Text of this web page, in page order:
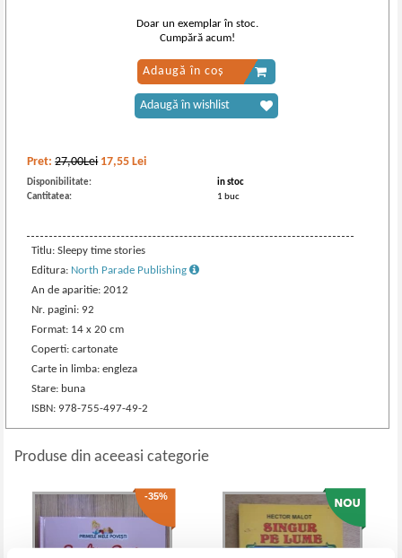
Pret:27,00Lei 17,55 Lei
Disponibilitate:
in stoc
Cantitatea:
1 buc
Titlu: Sleepy time stories
Editura: North Parade Publishing
An de aparitie: 2012
Nr. pagini: 92
Format: 14 x 20 cm
Coperti: cartonate
Carte in limba: engleza
Stare: buna
ISBN: 978-755-497-49-2
Doar un exemplar în stoc.
Cumpără acum!
Adaugă în coș
Adaugă în wishlist
Produse din aceeasi categorie
-35%